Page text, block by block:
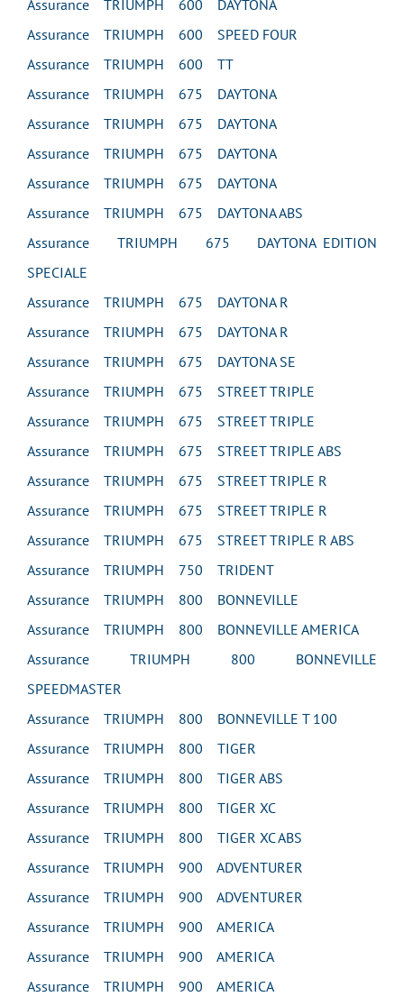
Assurance TRIUMPH 600 DAYTONA
Assurance TRIUMPH 600 SPEED FOUR
Assurance TRIUMPH 600 TT
Assurance TRIUMPH 675 DAYTONA
Assurance TRIUMPH 675 DAYTONA
Assurance TRIUMPH 675 DAYTONA
Assurance TRIUMPH 675 DAYTONA
Assurance TRIUMPH 675 DAYTONA ABS
Assurance TRIUMPH 675 DAYTONA EDITION
SPECIALE
Assurance TRIUMPH 675 DAYTONA R
Assurance TRIUMPH 675 DAYTONA R
Assurance TRIUMPH 675 DAYTONA SE
Assurance TRIUMPH 675 STREET TRIPLE
Assurance TRIUMPH 675 STREET TRIPLE
Assurance TRIUMPH 675 STREET TRIPLE ABS
Assurance TRIUMPH 675 STREET TRIPLE R
Assurance TRIUMPH 675 STREET TRIPLE R
Assurance TRIUMPH 675 STREET TRIPLE R ABS
Assurance TRIUMPH 750 TRIDENT
Assurance TRIUMPH 800 BONNEVILLE
Assurance TRIUMPH 800 BONNEVILLE AMERICA
Assurance TRIUMPH 800 BONNEVILLE
SPEEDMASTER
Assurance TRIUMPH 800 BONNEVILLE T 100
Assurance TRIUMPH 800 TIGER
Assurance TRIUMPH 800 TIGER ABS
Assurance TRIUMPH 800 TIGER XC
Assurance TRIUMPH 800 TIGER XC ABS
Assurance TRIUMPH 900 ADVENTURER
Assurance TRIUMPH 900 ADVENTURER
Assurance TRIUMPH 900 AMERICA
Assurance TRIUMPH 900 AMERICA
Assurance TRIUMPH 900 AMERICA